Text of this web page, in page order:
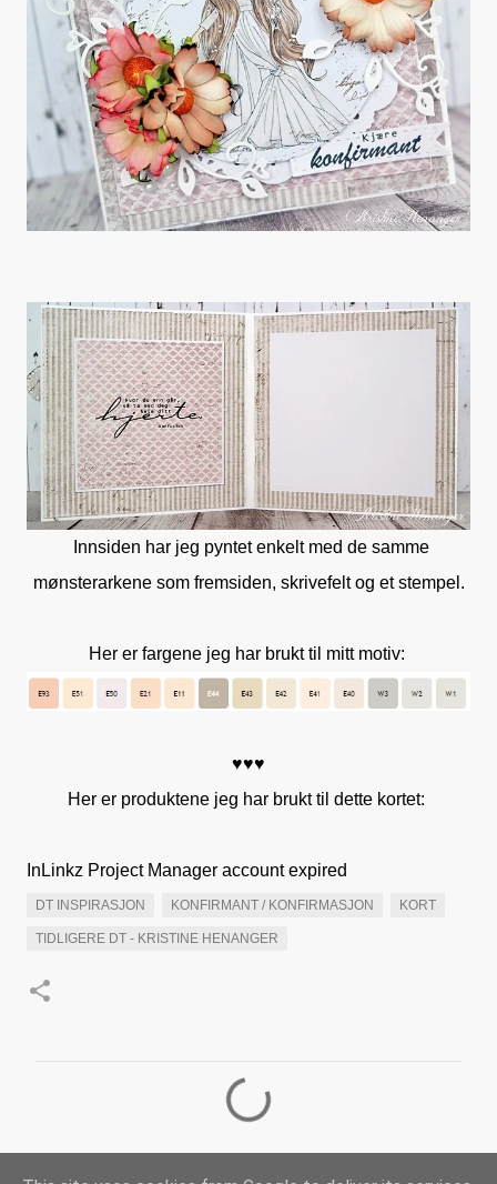
Innsiden har jeg pyntet enkelt med de samme
mønsterarkene som fremsiden, skrivefelt og et stempel.
Her er fargene jeg har brukt til mitt motiv:
♥♥♥
Her er produktene jeg har brukt til dette kortet:
InLinkz Project Manager account expired
DT INSPIRASJON KONFIRMANT / KONFIRMASJON KORT
TIDLIGERE DT - KRISTINE HENANGER
m